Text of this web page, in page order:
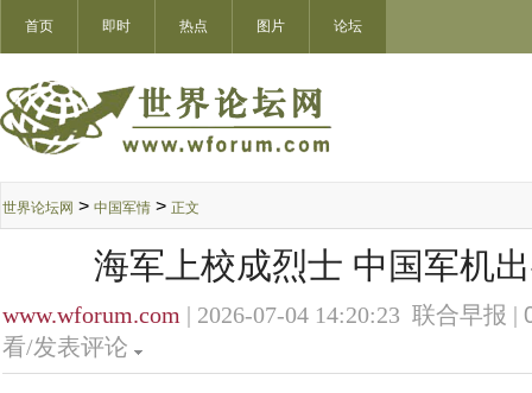
首页 即时 热点 图片 论坛
世界论坛网 > 中国军情 > 正文
海军上校成烈士 中国军机
www.wforum.com | 2026-07-04 14:20:23 联合早报 |
看/发表评论